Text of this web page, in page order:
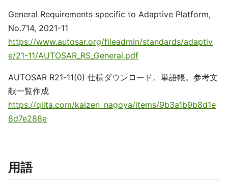
General Requirements specific to Adaptive Platform,
No.714, 2021-11
https://www.autosar.org/fileadmin/standards/adaptiv
e/21-11/AUTOSAR_RS_General.pdf
AUTOSAR R21-11(0) 仕様ダウンロード。単語帳。参考文
献一覧作成
https://qiita.com/kaizen_nagoya/items/9b3a1b9b8d1e
8d7e288e
用語